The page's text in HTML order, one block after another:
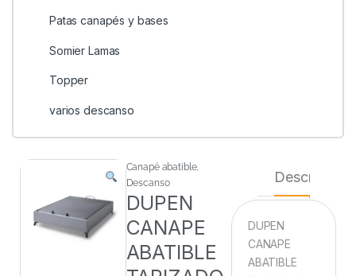
Patas canapés y bases
Somier Lamas
Topper
varios descanso
Canapé abatible,
Descanso
DUPEN
CANAPE
ABATIBLE
Descripción
DUPEN
CANAPE
ABATIBLE